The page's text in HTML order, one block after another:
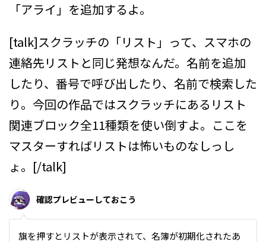
「アライ」を追加するよ。
[talk]スクラッチの「リスト」って、スマホの
連絡先リストと同じ発想なんだ。名前を追加
したり、番号で呼び出したり、名前で検索した
り。今回の作品ではスクラッチにあるリスト
関連ブロック全11種類を使い倒すよ。ここを
マスターすればリストは怖いものなしっし
ょ。[/talk]
確認プレビューしておこう
旗を押すとリストが表示されて、名簿が初期化されたあ